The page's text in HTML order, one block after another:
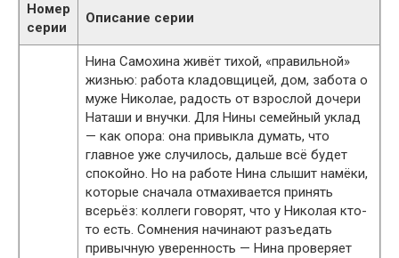
Номер
серии
Описание серии
Нина Самохина живёт тихой, «правильной»
жизнью: работа кладовщицей, дом, забота о
муже Николае, радость от взрослой дочери
Наташи и внучки. Для Нины семейный уклад
— как опора: она привыкла думать, что
главное уже случилось, дальше всё будет
спокойно. Но на работе Нина слышит намёки,
которые сначала отмахивается принять
всерьёз: коллеги говорят, что у Николая кто-
то есть. Сомнения начинают разъедать
привычную уверенность — Нина проверяет